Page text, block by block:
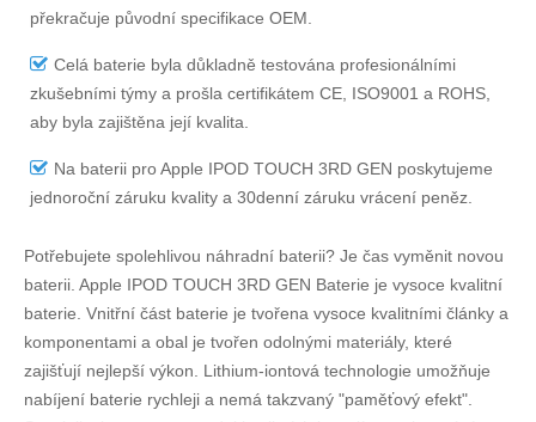
překračuje původní specifikace OEM.
Celá baterie byla důkladně testována profesionálními
zkušebními týmy a prošla certifikátem CE, ISO9001 a ROHS,
aby byla zajištěna její kvalita.
Na baterii pro Apple IPOD TOUCH 3RD GEN poskytujeme
jednoroční záruku kvality a 30denní záruku vrácení peněz.
Potřebujete spolehlivou náhradní baterii? Je čas vyměnit novou
baterii. Apple IPOD TOUCH 3RD GEN Baterie je vysoce kvalitní
baterie. Vnitřní část baterie je tvořena vysoce kvalitními články a
komponentami a obal je tvořen odolnými materiály, které
zajišťují nejlepší výkon. Lithium-iontová technologie umožňuje
nabíjení baterie rychleji a nemá takzvaný "paměťový efekt".